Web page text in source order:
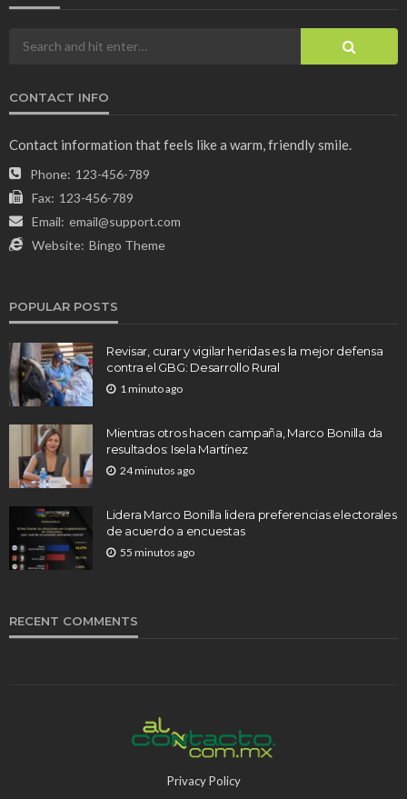
CONTACT INFO
Contact information that feels like a warm, friendly smile.
Phone: 123-456-789
Fax: 123-456-789
Email: email@support.com
Website: Bingo Theme
POPULAR POSTS
Revisar, curar y vigilar heridas es la mejor defensa
contra el GBG: Desarrollo Rural
1 minuto ago
Mientras otros hacen campaña, Marco Bonilla da
resultados: Isela Martínez
24 minutos ago
Lidera Marco Bonilla lidera preferencias electorales
de acuerdo a encuestas
55 minutos ago
RECENT COMMENTS
Privacy Policy